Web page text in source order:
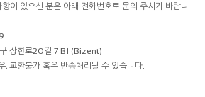
이 있으신 분은 아래 전화번호로 문의 주시기 바랍니
장한로20길 7 B1 (Bizent)
, 교환불가 혹은 반송처리될 수 있습니다.